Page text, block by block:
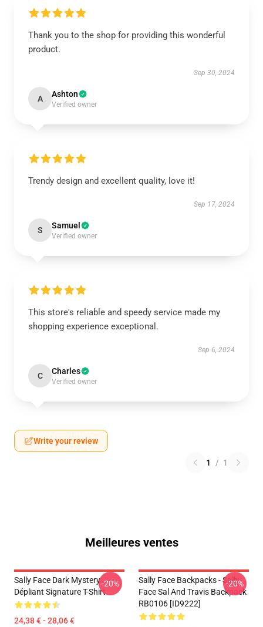
Thank you to the shop for providing this wonderful
product.
Sep 30, 2024
A Ashton
Verified owner
Trendy design and excellent quality, love it!
Sep 17, 2024
S Samuel
Verified owner
This store's reliable and speedy service made my
shopping experience exceptional.
Sep 6, 2024
C Charles
Verified owner
Write your review
1 / 1
Meilleures ventes
Sally Face Dark Mystery
Dépliant Signature T-Shirt
24,38 € - 28,06 €
-20%
Sally Face Backpacks - Sally
Face Sal And Travis Backpack
RB0106 [ID9222]
-20%